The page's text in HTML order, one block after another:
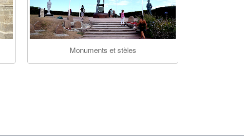
Monuments et stèles